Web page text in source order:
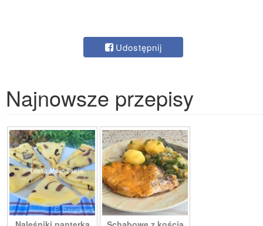
Udostępnij
Najnowsze przepisy